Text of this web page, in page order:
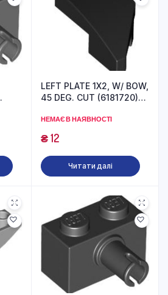
LEFT PLATE 1X2, W/ BOW,
45 DEG. CUT (6181720)
НЕМАЄ В НАЯВНОСТІ
₴12
Читати далі